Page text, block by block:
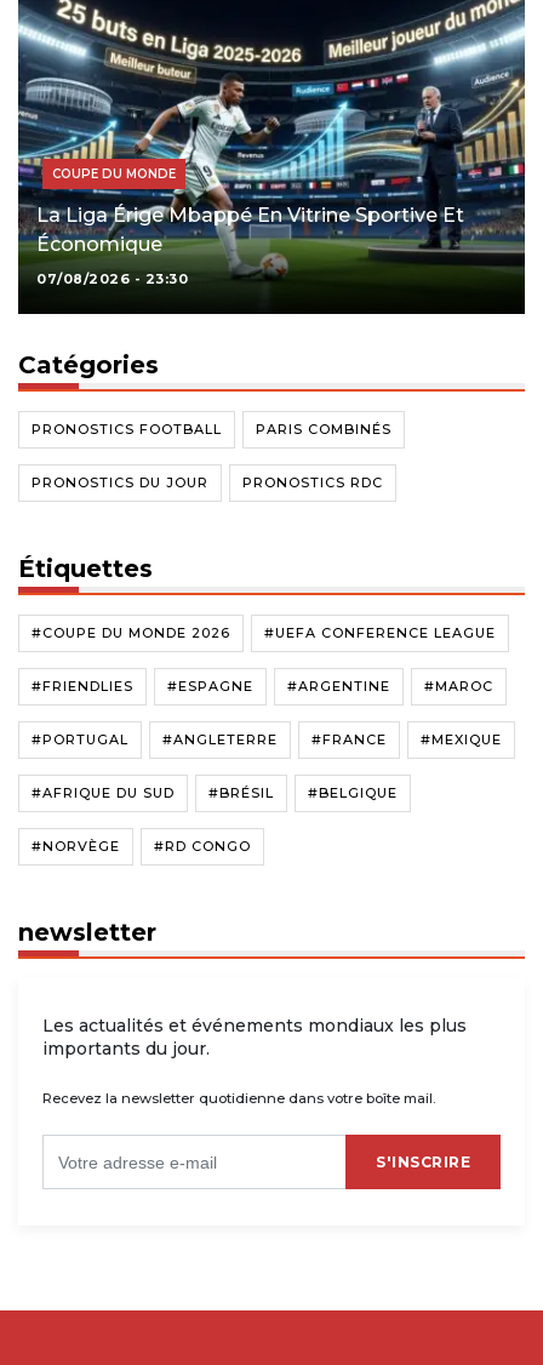
COUPE DU MONDE
La Liga Érige Mbappé En Vitrine Sportive Et
Économique
07/08/2026 - 23:30
Catégories
PRONOSTICS FOOTBALL PARIS COMBINÉS
PRONOSTICS DU JOUR PRONOSTICS RDC
Étiquettes
#COUPE DU MONDE 2026 #UEFA CONFERENCE LEAGUE
#FRIENDLIES #ESPAGNE #ARGENTINE #MAROC
#PORTUGAL #ANGLETERRE #FRANCE #MEXIQUE
#AFRIQUE DU SUD #BRÉSIL #BELGIQUE
#NORVÈGE #RD CONGO
newsletter
Les actualités et événements mondiaux les plus
importants du jour.
Recevez la newsletter quotidienne dans votre boîte mail.
S'INSCRIRE